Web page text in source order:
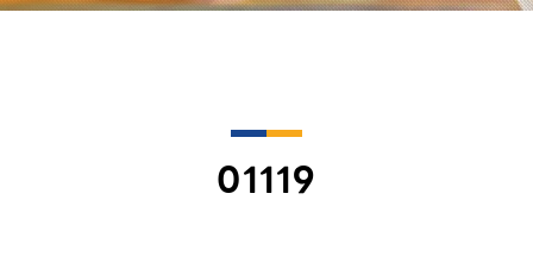
01119